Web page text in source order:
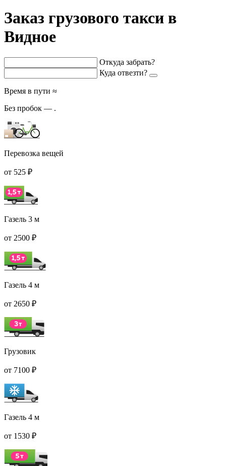
Заказ грузового такси в
Видное
Откуда забрать?
Куда отвезти?
Время в пути ≈
Без пробок — .
Перевозка вещей
от 525 ₽
Газель 3 м
от 2500 ₽
Газель 4 м
от 2650 ₽
Грузовик
от 7100 ₽
Газель 4 м
от 1530 ₽